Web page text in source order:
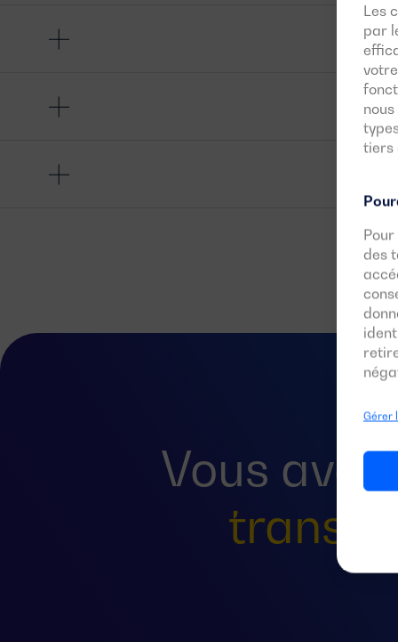
Les
par
tiers
des
Gérer
Vous